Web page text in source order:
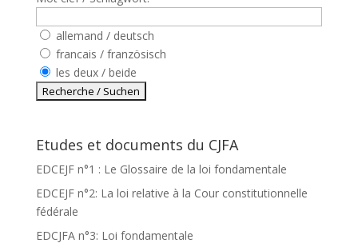
allemand / deutsch
francais / französisch
les deux / beide
Etudes et documents du CJFA
EDCEJF n°1 : Le Glossaire de la loi fondamentale
EDCEJF n°2: La loi relative à la Cour constitutionnelle
fédérale
EDCJFA n°3: Loi fondamentale